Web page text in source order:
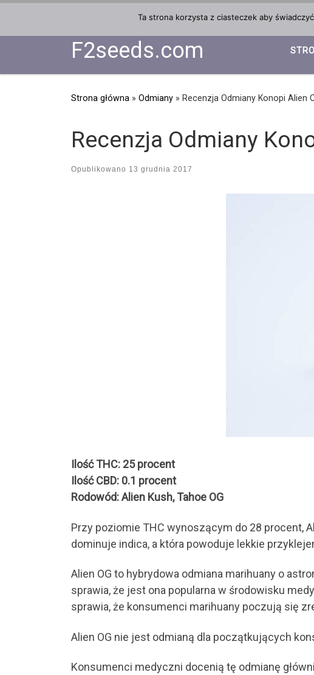
F2seeds.com
Strona główna » Odmiany » Recenzja Odmiany Konopi Alien
Recenzja Odmiany
Opublikowano 13 grudnia 2017
Ilość THC: 25 procent
Ilość CBD: 0.1 procent
Rodowód: Alien Kush, Tahoe OG
Przy poziomie THC wynoszącym do 28 procent,
dominuje indica, a która powoduje lekkie
Alien OG to hybrydowa odmiana marihuany o
sprawia, że jest ona popularna w środowisku
sprawia, że konsumenci marihuany poczują się
Alien OG nie jest odmianą dla początkujących
Konsumenci medyczni docenią tę odmianę
Ta strona korzysta z ciasteczek aby